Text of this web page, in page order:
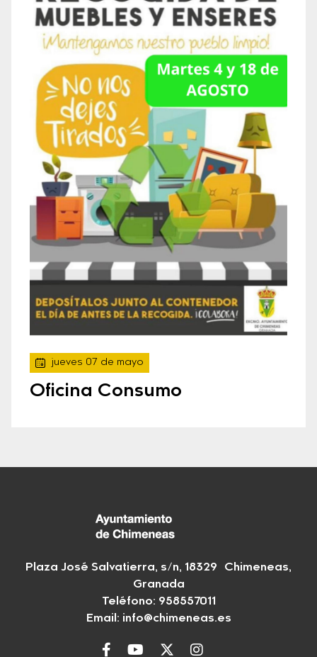
jueves 07 de mayo
Oficina Consumo
Plaza José Salvatierra, s/n, 18329 Chimeneas,
Granada
Teléfono: 958557011
Email: info@chimeneas.es